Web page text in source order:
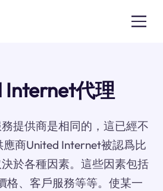
Internet代理
提供商是相同的，這已經不
商United Internet被認爲比
於各種因素。這些因素包括
格、客戶服務等等。使某一